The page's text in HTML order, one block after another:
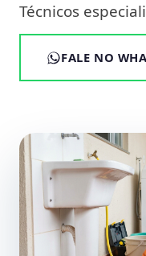
Técnicos
FALE NO